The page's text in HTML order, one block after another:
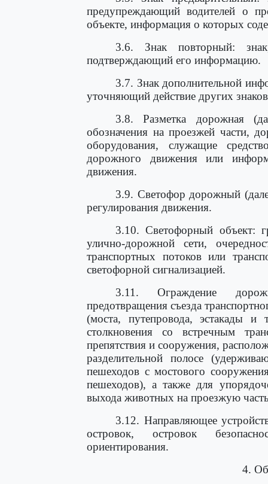
предупреждающий водителей о
объекте, информация о которых
3.6. Знак повторный:
подтверждающий его информацию.
3.7. Знак дополнительной
уточняющий действие других
3.8. Разметка дорожная
обозначения на проезжей части,
оборудования, служащие
дорожного движения или
движения.
3.9. Светофор дорожный
регулирования движения.
3.10. Светофорный объект:
улично-дорожной сети,
транспортных потоков или
светофорной сигнализацией.
3.11. Ограждение
предотвращения съезда
(моста, путепровода, эстакады и
столкновения со встречным
препятствия и сооружения,
разделительной полосе
пешеходов с мостового
пешеходов), а также для
выхода животных на проезжую
3.12. Направляющее
островок, островок
ориентирования.
4.